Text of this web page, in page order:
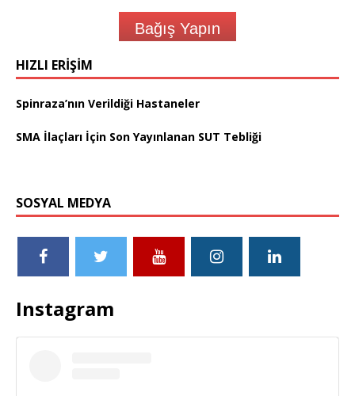
Bağış Yapın
HIZLI ERIŞIM
Spinraza’nın Verildiği Hastaneler
SMA İlaçları İçin Son Yayınlanan SUT Tebliği
SOSYAL MEDYA
Instagram